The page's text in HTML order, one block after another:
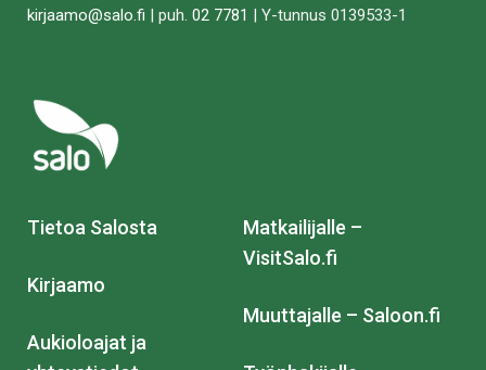
kirjaamo@salo.fi | puh. 02 7781 | Y-tunnus 0139533-1
Tietoa Salosta
Kirjaamo
Aukioloajat ja
Matkailijalle –
VisitSalo.fi
Muuttajalle – Saloon.fi